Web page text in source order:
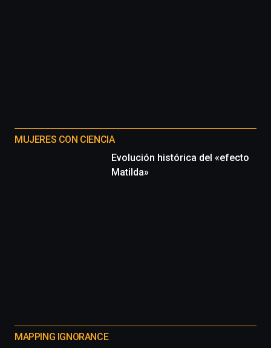
MUJERES CON CIENCIA
Evolución histórica del «efecto
Matilda»
MAPPING IGNORANCE